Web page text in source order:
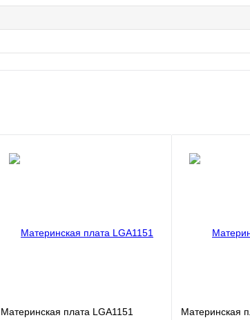
Материнская плата LGA1151
Материнская